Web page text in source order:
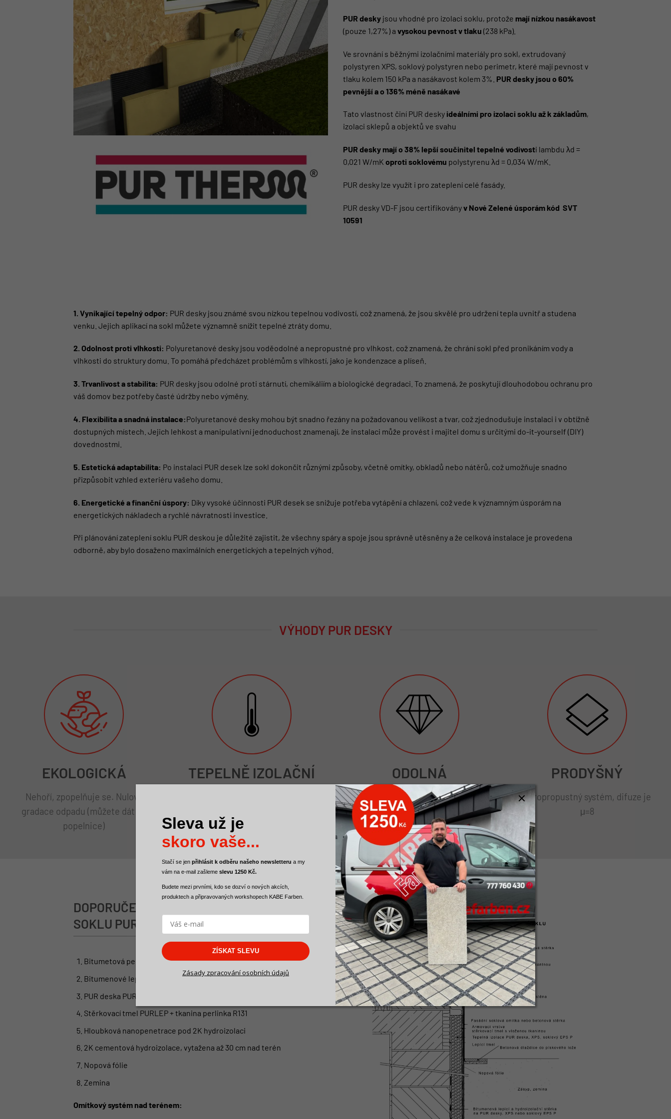
PUR desky jsou vhodné pro izolaci soklu, protože mají nízkou nasákavost
(pouze 1,27%) a vysokou pevnost v tlaku (238 kPa).
Ve srovnání s běžnými izolačními materiály pro sokl, extrudovaný
polystyren XPS, soklový polystyren nebo perimetr, které mají pevnost v
tlaku kolem 150 kPa a nasákavost kolem 3%. PUR desky jsou o 60%
pevnější a o 136% méně nasákavé
Tato vlastnost činí PUR desky ideálními pro izolaci soklu až k základům,
izolaci sklepů a objektů ve svahu
PUR desky mají o 38% lepší součinitel tepelné vodivosti lambdu λd =
0,021 W/mK oproti soklovému polystyrenu λd = 0,034 W/mK.
PUR desky lze využít i pro zateplení celé fasády.
PUR desky VD-F jsou certifikoványv Nové Zelené úsporám kód SVT
10591
1. Vynikající tepelný odpor: PUR desky jsou známé svou nízkou tepelnou vodivostí, což znamená, že jsou skvělé pro udržení tepla uvnitř a studena
venku. Jejich aplikací na sokl můžete významně snížit tepelné ztráty domu.
2. Odolnost proti vlhkosti: Polyuretanové desky jsou voděodolné a nepropustné pro vlhkost, což znamená, že chrání sokl před pronikáním vody a
vlhkosti do struktury domu. To pomáhá předcházet problémům s vlhkostí, jako je kondenzace a plíseň.
3. Trvanlivost a stabilita: PUR desky jsou odolné proti stárnutí, chemikáliím a biologické degradaci. To znamená, že poskytují dlouhodobou ochranu pro
váš domov bez potřeby časté údržby nebo výměny.
4. Flexibilita a snadná instalace:Polyuretanové desky mohou být snadno řezány na požadovanou velikost a tvar, což zjednodušuje instalaci i v obtížně
dostupných místech. Jejich lehkost a manipulativní jednoduchost znamenají, že instalaci může provést i majitel domu s určitými do-it-yourself (DIY)
dovednostmi.
5. Estetická adaptabilita: Po instalaci PUR desek lze sokl dokončit různými způsoby, včetně omítky, obkladů nebo nátěrů, což umožňuje snadno
přizpůsobit vzhled exteriéru vašeho domu.
6. Energetické a finanční úspory: Díky vysoké účinnosti PUR desek se snižuje potřeba vytápění a chlazení, což vede k významným úsporám na
energetických nákladech a rychlé návratnosti investice.
Při plánování zateplení soklu PUR deskou je důležité zajistit, že všechny spáry a spoje jsou správně utěsněny a že celková instalace je provedena
odborně, aby bylo dosaženo maximálních energetických a tepelných výhod.
VÝHODY PUR DESKY
EKOLOGICKÁ
Nehoří, zpopelňuje se. Nulová
gradace odpadu (můžete dát do
popelnice)
TEPELNĚ IZOLAČNÍ ODOLNÁ
Vysoká pevnost v tlaku 238 KPa,
ideální pro sokl domu
PRODYŠNÝ
Paropropustný systém, difuze je
μ=8
DOPORUČENÁ SKLADBA PRO ZATEPLENÍ
SOKLU PUR DESKOU
Bitumetová penetrace betonového základu
Bitumenové lepidlo na přilepení PUR desky
PUR deska PUR THERM VD-F,
Stěrkovací tmel PURLEP + tkanina perlinka R131
Hloubková nanopenetrace pod 2K hydroizolaci
2K cementová hydroizolace, vytažena až 30 cm nad terén
Nopová fólie
Zemina
Omítkový systém nad terénem:
Sleva už je
skoro vaše...
Stačí se jen přihlásit k odběru našeho newsletteru a my
vám na e-mail zašleme slevu 1250 Kč.
Budete mezi prvními, kdo se dozví o nových akcích,
produktech a připravovaných workshopech KABE Farben.
ZÍSKAT SLEVU
Zásady zpracování osobních údajů